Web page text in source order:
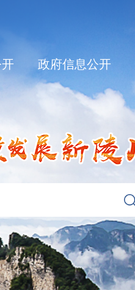
政府信息公开